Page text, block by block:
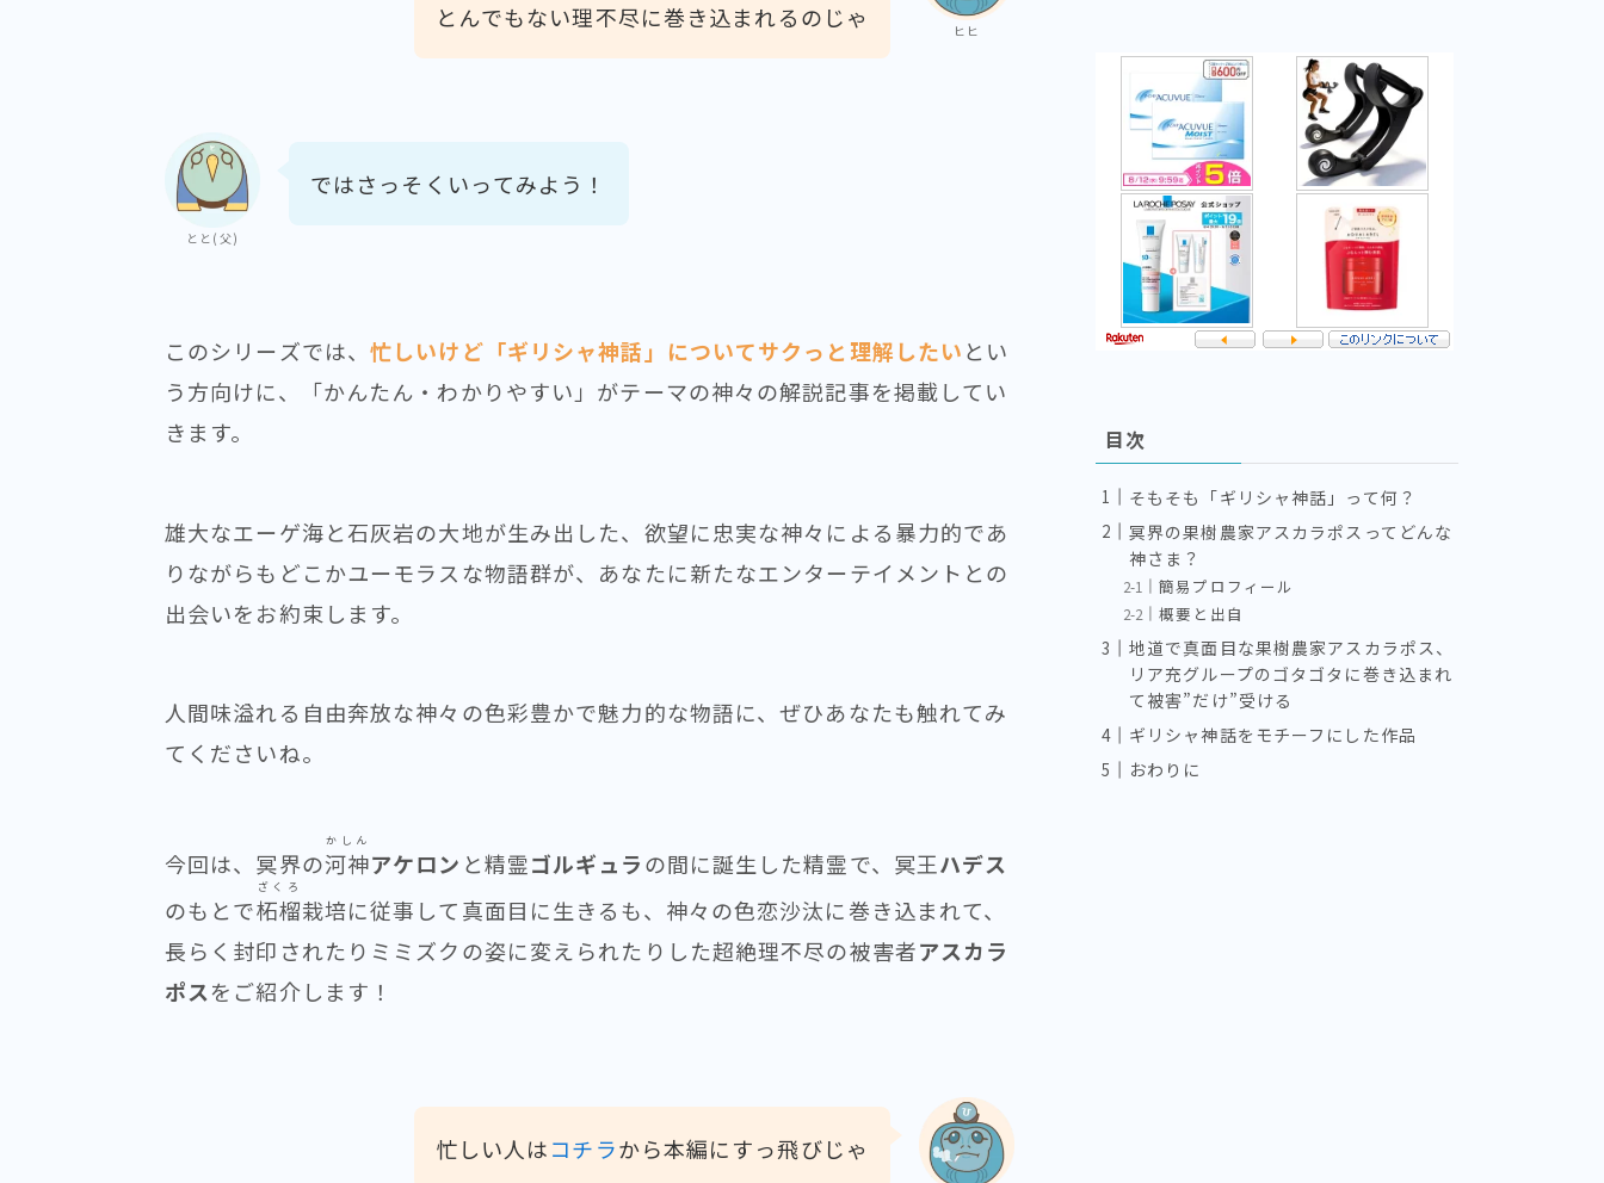
ヒヒ
とんでもない理不尽に巻き込まれるのじゃ
とと(父)
ではさっそくいってみよう！
このシリーズでは、忙しいけど「ギリシャ神話」についてサクっと理解したいとい
う方向けに、「かんたん・わかりやすい」がテーマの神々の解説記事を掲載してい
きます。
雄大なエーゲ海と石灰岩の大地が生み出した、欲望に忠実な神々による暴力的であ
りながらもどこかユーモラスな物語群が、あなたに新たなエンターテイメントとの
出会いをお約束します。
人間味溢れる自由奔放な神々の色彩豊かで魅力的な物語に、ぜひあなたも触れてみ
てくださいね。
今回は、冥界の河神
かしん
アケロン と精霊ゴルギュラの間に誕生した精霊で、冥王ハデス
のもとで柘榴
ざくろ
栽培に従事して真面目に生きるも、神々の色恋沙汰に巻き込まれて、
長らく封印されたりミミズクの姿に変えられたりした超絶理不尽の被害者アスカラ
ポスをご紹介します！
忙しい人はコチラから本編にすっ飛びじゃ
目次
そもそも「ギリシャ神話」って何？
冥界の果樹農家アスカラポスってどんな
神さま？
簡易プロフィール
概要と出自
地道で真面目な果樹農家アスカラポス、
リア充グループのゴタゴタに巻き込まれ
て被害”だけ”受ける
ギリシャ神話をモチーフにした作品
おわりに